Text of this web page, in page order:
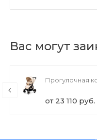
Вас могут
Прогулочная
от 23 110 руб.